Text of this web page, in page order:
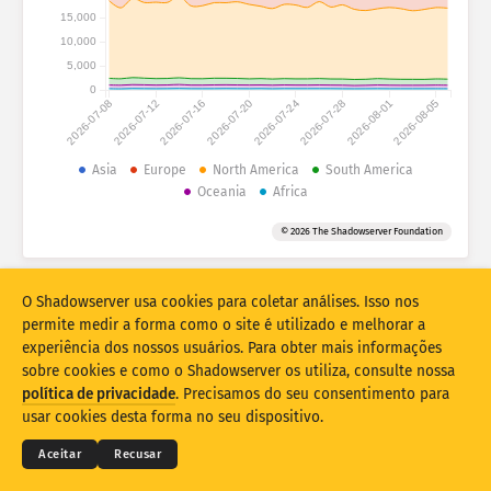
Estatísticas de ataque: dispositivos
Países
Conjunto de dados
Sobreposição
Atualizar Redefinir
Baixar como PNG
2026-07-082026-07-122026-07-162026-07-202026-07-242026-07-282026-08-012026-08-05
0
5,000
10,000
15,000
Asia Europe North America
South America
Oceania
Africa
© 2026 The Shadowserver Foundation
© 2026THE SHADOWSERVER FOUNDATION
Privacidade e termos
Contate-nos Créditos
O Shadowserver usa cookies para coletar análises. Isso nos
permite medir a forma como o site é utilizado e melhorar a
experiência dos nossos usuários. Para obter mais informações
sobre cookies e como o Shadowserver os utiliza, consulte nossa
política de privacidade. Precisamos do seu consentimento para
usar cookies desta forma no seu dispositivo.
Aceitar Recusar